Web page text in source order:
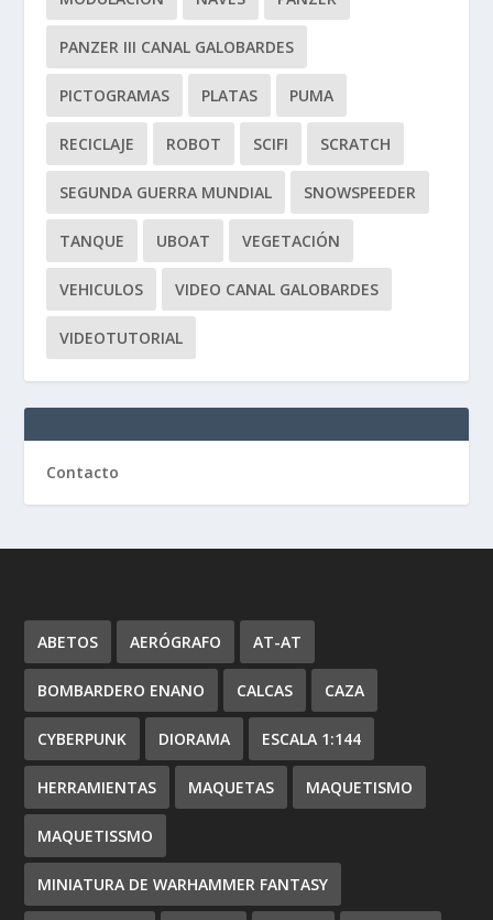
PANZER III CANAL GALOBARDES
PICTOGRAMAS PLATAS PUMA
RECICLAJE ROBOT SCIFI SCRATCH
SEGUNDA GUERRA MUNDIAL SNOWSPEEDER
TANQUE UBOAT VEGETACIÓN
VEHICULOS VIDEO CANAL GALOBARDES
VIDEOTUTORIAL
Contacto
ABETOS AERÓGRAFO AT-AT
BOMBARDERO ENANO CALCAS CAZA
CYBERPUNK DIORAMA ESCALA 1:144
HERRAMIENTAS MAQUETAS MAQUETISMO
MAQUETISSMO
MINIATURA DE WARHAMMER FANTASY